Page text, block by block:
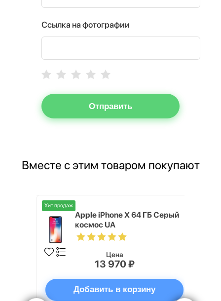
Ссылка на фотографии
Отправить
Вместе с этим товаром покупают
Хит продаж
Apple iPhone X 64 ГБ Серый
космос UA
Цена
13 970 ₽
Добавить в корзину